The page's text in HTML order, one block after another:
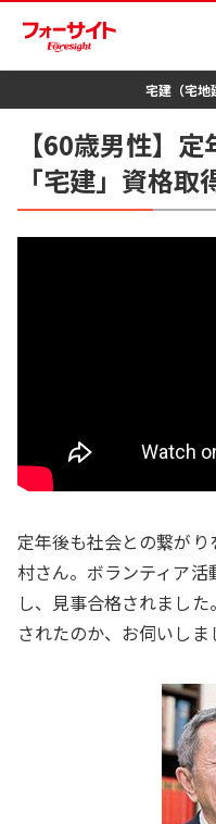
宅建（宅地
【60歳男性】
「宅建」資格取
定年後も社会との繋が
村さん。ボランティア
し、見事合格されまし
されたのか、お伺いしま